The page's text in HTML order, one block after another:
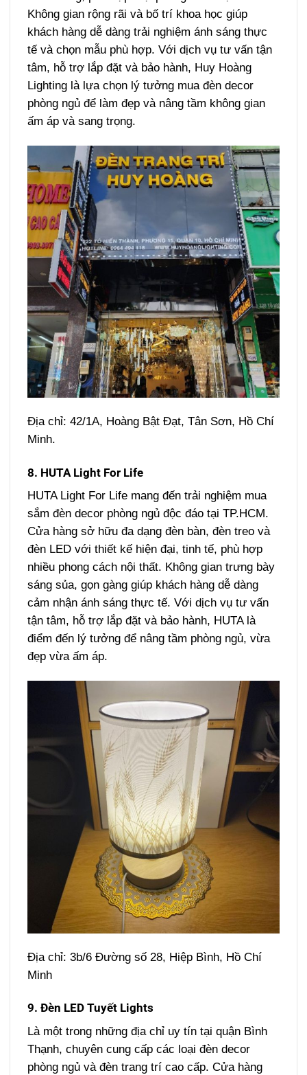
Không gian rộng rãi và bố trí khoa học giúp
khách hàng dễ dàng trải nghiệm ánh sáng thực
tế và chọn mẫu phù hợp. Với dịch vụ tư vấn tận
tâm, hỗ trợ lắp đặt và bảo hành, Huy Hoàng
Lighting là lựa chọn lý tưởng mua đèn decor
phòng ngủ để làm đẹp và nâng tầm không gian
ấm áp và sang trọng.
Địa chỉ: 42/1A, Hoàng Bật Đạt, Tân Sơn, Hồ Chí
Minh.
8. HUTA Light For Life
HUTA Light For Life mang đến trải nghiệm mua
sắm đèn decor phòng ngủ độc đáo tại TP.HCM.
Cửa hàng sở hữu đa dạng đèn bàn, đèn treo và
đèn LED với thiết kế hiện đại, tinh tế, phù hợp
nhiều phong cách nội thất. Không gian trưng bày
sáng sủa, gọn gàng giúp khách hàng dễ dàng
cảm nhận ánh sáng thực tế. Với dịch vụ tư vấn
tận tâm, hỗ trợ lắp đặt và bảo hành, HUTA là
điểm đến lý tưởng để nâng tầm phòng ngủ, vừa
đẹp vừa ấm áp.
Địa chỉ: 3b/6 Đường số 28, Hiệp Bình, Hồ Chí
Minh
9. Đèn LED Tuyết Lights
Là một trong những địa chỉ uy tín tại quận Bình
Thạnh, chuyên cung cấp các loại đèn decor
phòng ngủ và đèn trang trí cao cấp. Cửa hàng